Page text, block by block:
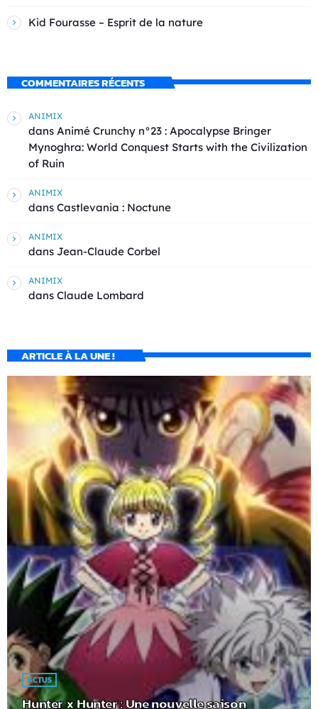
Kid Fourasse – Esprit de la nature
COMMENTAIRES RÉCENTS
ANIMIX
dans Animé Crunchy n°23 : Apocalypse Bringer
Mynoghra: World Conquest Starts with the Civilization
of Ruin
ANIMIX
dans Castlevania : Noctune
ANIMIX
dans Jean-Claude Corbel
ANIMIX
dans Claude Lombard
ARTICLE À LA UNE !
ACTUS
Hunter x Hunter : Une nouvelle saison